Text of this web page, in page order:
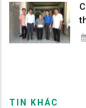
TIN KHÁC